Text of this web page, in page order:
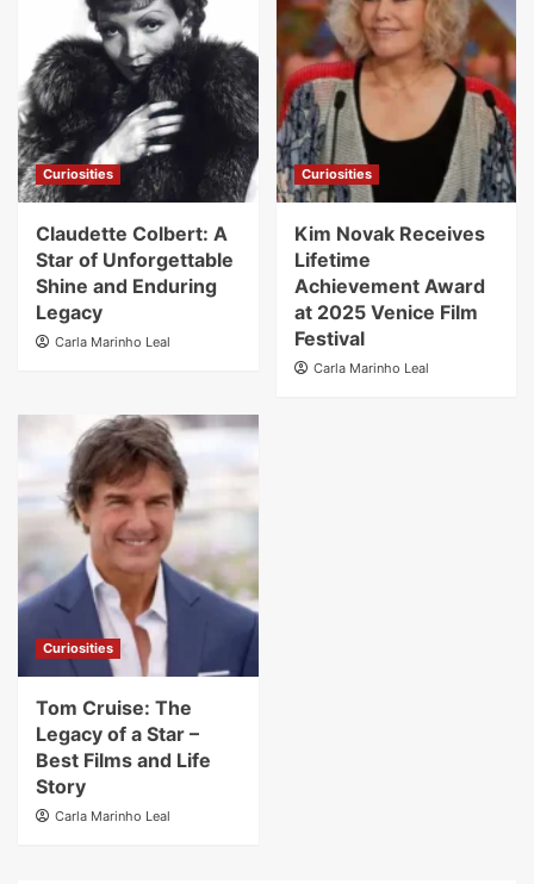
Curiosities
Claudette Colbert: A
Star of Unforgettable
Shine and Enduring
Legacy
Carla Marinho Leal
Curiosities
Kim Novak Receives
Lifetime
Achievement Award
at 2025 Venice Film
Festival
Carla Marinho Leal
Curiosities
Tom Cruise: The
Legacy of a Star –
Best Films and Life
Story
Carla Marinho Leal